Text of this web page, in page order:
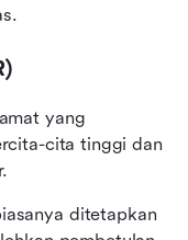
yang
cita tinggi dan
ditetapkan